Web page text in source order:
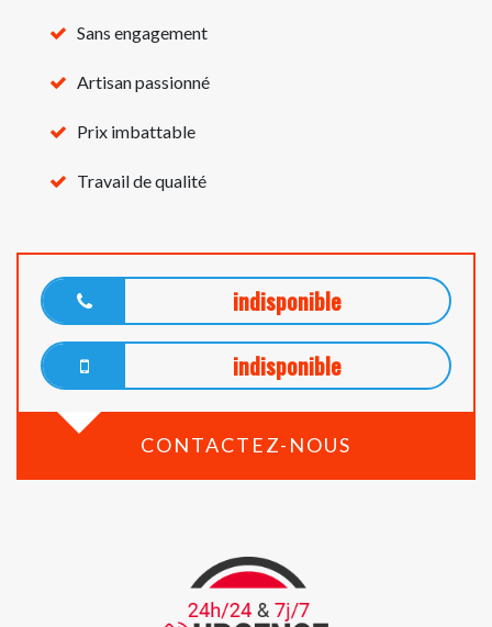
Sans engagement
Artisan passionné
Prix imbattable
Travail de qualité
indisponible
indisponible
CONTACTEZ-NOUS